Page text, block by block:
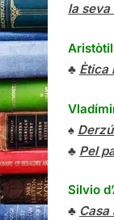
la seva
Aristòtil
♣ Ètica
♠
♣ Pel
Silvio
♣ Casa